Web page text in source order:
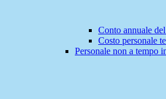
Conto annuale
Costo personale
Personale non a tempo